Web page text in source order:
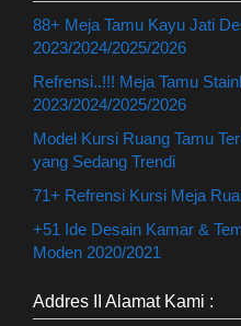
88+ Meja Tamu Kayu Jati
2023/2024/2025/2026
Refrensi..!!! Meja Tamu
2023/2024/2025/2026
Model Kursi Ruang Tamu
yang Sedang Trendi
71+ Refrensi Kursi Meja
+51 Ide Desain Kamar &
Moden 2020/2021
Addres II Alamat Kami :